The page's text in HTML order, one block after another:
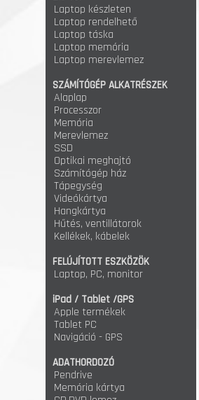
Laptop készleten
Laptop rendelhető
Laptop táska
Laptop memória
Laptop merevlemez
SZÁMÍTÓGÉP ALKATRÉSZEK
Alaplap
Processzor
Memória
Merevlemez
SSD
Optikai meghajtó
Számítógép ház
Tápegység
Videókártya
Hangkártya
Hűtés, ventillátorok
Kellékek, kábelek
FELÚJÍTOTT ESZKÖZÖK
Laptop, PC, monitor
iPad / Tablet /GPS
Apple termékek
Tablet PC
Navigáció - GPS
ADATHORDOZÓ
Pendrive
Memória kártya